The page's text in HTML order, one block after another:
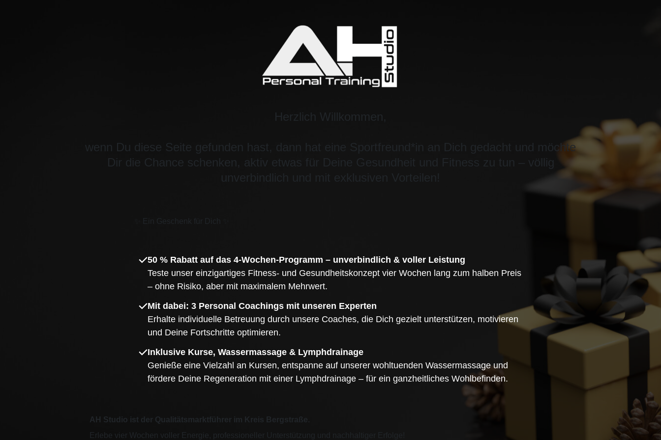
Herzlich Willkommen,
wenn Du diese Seite gefunden hast, dann hat eine Sportfreund*in an Dich gedacht und möchte
Dir die Chance schenken, aktiv etwas für Deine Gesundheit und Fitness zu tun – völlig
unverbindlich und mit exklusiven Vorteilen!
Ein Geschenk für Dich ✨
50 % Rabatt auf das 4-Wochen-Programm – unverbindlich & voller Leistung
Teste unser einzigartiges Fitness- und Gesundheitskonzept vier Wochen lang zum halben Preis
– ohne Risiko, aber mit maximalem Mehrwert.
Mit dabei: 3 Personal Coachings mit unseren Experten
Erhalte individuelle Betreuung durch unsere Coaches, die Dich gezielt unterstützen, motivieren
und Deine Fortschritte optimieren.
Inklusive Kurse, Wassermassage & Lymphdrainage
Genieße eine Vielzahl an Kursen, entspanne auf unserer wohltuenden Wassermassage und
fördere Deine Regeneration mit einer Lymphdrainage – für ein ganzheitliches Wohlbefinden.
AH Studio ist der Qualitätsmarktführer im Kreis Bergstraße.
Erlebe vier Wochen voller Energie, professioneller Unterstützung und nachhaltiger Erfolge!